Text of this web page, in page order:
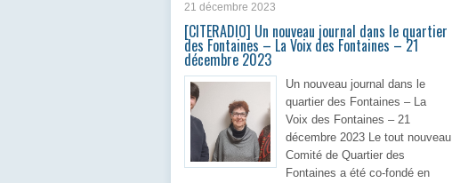
21 décembre 2023
[CITERADIO] Un nouveau journal dans le quartier
des Fontaines – La Voix des Fontaines – 21
décembre 2023
Un nouveau journal dans le
quartier des Fontaines – La
Voix des Fontaines – 21
décembre 2023 Le tout nouveau
Comité de Quartier des
Fontaines a été co-fondé en